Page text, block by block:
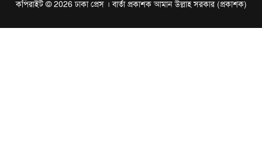
কপিরাইট © 2026 ঢাকা প্রেস । বার্তা প্রকাশক আমান উল্লাহ সরকার (প্রকাশক)